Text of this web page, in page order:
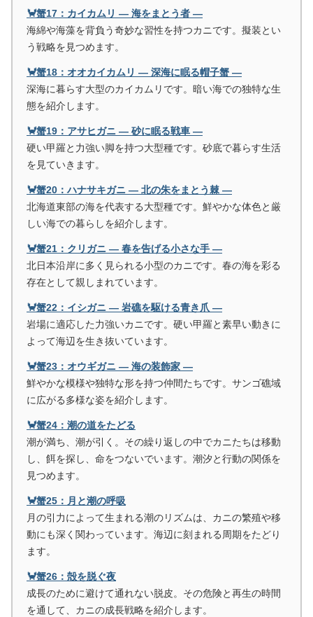
🦀蟹17：カイカムリ ― 海をまとう者 ―
海綿や海藻を背負う奇妙な習性を持つカニです。擬装とい
う戦略を見つめます。
🦀蟹18：オオカイカムリ ― 深海に眠る帽子蟹 ―
深海に暮らす大型のカイカムリです。暗い海での独特な生
態を紹介します。
🦀蟹19：アサヒガニ ― 砂に眠る戦車 ―
硬い甲羅と力強い脚を持つ大型種です。砂底で暮らす生活
を見ていきます。
🦀蟹20：ハナサキガニ ― 北の朱をまとう棘 ―
北海道東部の海を代表する大型種です。鮮やかな体色と厳
しい海での暮らしを紹介します。
🦀蟹21：クリガニ ― 春を告げる小さな手 ―
北日本沿岸に多く見られる小型のカニです。春の海を彩る
存在として親しまれています。
🦀蟹22：イシガニ ― 岩礁を駆ける青き爪 ―
岩場に適応した力強いカニです。硬い甲羅と素早い動きに
よって海辺を生き抜いています。
🦀蟹23：オウギガニ ― 海の装飾家 ―
鮮やかな模様や独特な形を持つ仲間たちです。サンゴ礁域
に広がる多様な姿を紹介します。
🦀蟹24：潮の道をたどる
潮が満ち、潮が引く。その繰り返しの中でカニたちは移動
し、餌を探し、命をつないでいます。潮汐と行動の関係を
見つめます。
🦀蟹25：月と潮の呼吸
月の引力によって生まれる潮のリズムは、カニの繁殖や移
動にも深く関わっています。海辺に刻まれる周期をたどり
ます。
🦀蟹26：殻を脱ぐ夜
成長のために避けて通れない脱皮。その危険と再生の時間
を通して、カニの成長戦略を紹介します。